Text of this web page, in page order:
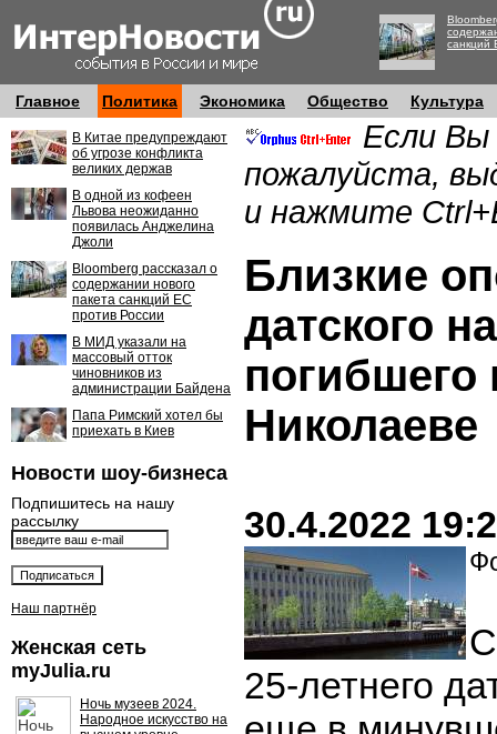
санкций
Главное Политика Экономика Общество Культура
В Китае предупреждают
об угрозе конфликта
великих держав
В одной из кофеен
Львова неожиданно
появилась Анджелина
Джоли
Bloomberg рассказал о
содержании нового
пакета санкций ЕС
против России
В МИД указали на
массовый отток
чиновников из
администрации Байдена
Папа Римский хотел бы
приехать в Киев
Новости шоу-бизнеса
Подпишитесь на нашу
рассылку
Наш партнёр
Женская сеть
myJulia.ru
Ночь музеев 2024.
Народное искусство на
Если Вы
пожалуйста,
и нажмите
Близкие
датского
погибшего
Николаеве
30.4.2022
25-летнего